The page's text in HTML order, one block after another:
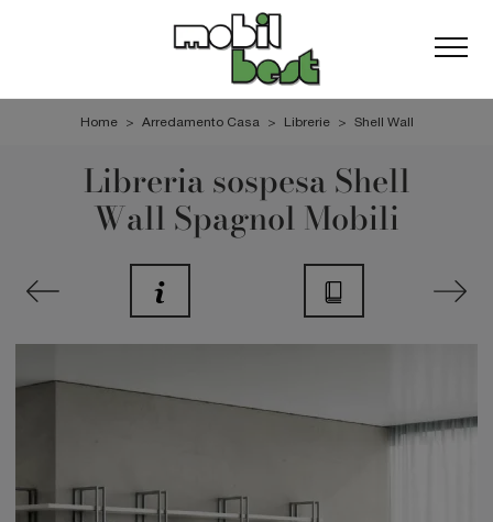
Home > Arredamento Casa > Librerie > Shell Wall
Libreria sospesa Shell
Wall Spagnol Mobili